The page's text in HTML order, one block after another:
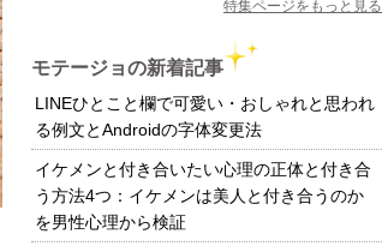
特集ページをもっと見る
モテージョの新着記事
LINEひとこと欄で可愛い・おしゃれと思われ
る例文とAndroidの字体変更法
イケメンと付き合いたい心理の正体と付き合
う方法4つ：イケメンは美人と付き合うのか
を男性心理から検証